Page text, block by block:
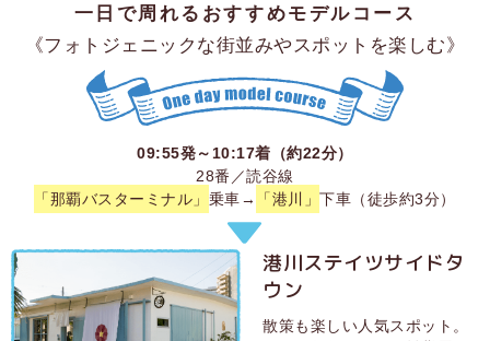
一日で周れるおすすめモデルコース
《フォトジェニックな街並みやスポットを楽しむ》
09:55発～10:17着（約22分）
28番／読谷線
「那覇バスターミナル」 乗車→ 「港川」下車（徒歩約3分）
港川ステイツサイドタ
ウン
散策も楽しい人気スポット。